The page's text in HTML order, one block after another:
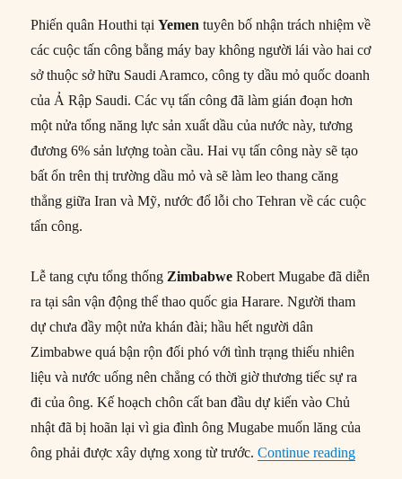
Phiến quân Houthi tạiYemen tuyên bố nhận trách nhiệm về
các cuộc tấn công bằng máy bay không người lái vào hai cơ
sở thuộc sở hữu Saudi Aramco, công ty dầu mỏ quốc doanh
của Ả Rập Saudi. Các vụ tấn công đã làm gián đoạn hơn
một nửa tổng năng lực sản xuất dầu của nước này, tương
đương 6% sản lượng toàn cầu. Hai vụ tấn công này sẽ tạo
bất ổn trên thị trường dầu mỏ và sẽ làm leo thang căng
thẳng giữa Iran và Mỹ, nước đổ lỗi cho Tehran về các cuộc
tấn công.
Lễ tang cựu tổng thống Zimbabwe Robert Mugabe đã diễn
ra tại sân vận động thể thao quốc gia Harare. Người tham
dự chưa đầy một nửa khán đài; hầu hết người dân
Zimbabwe quá bận rộn đối phó với tình trạng thiếu nhiên
liệu và nước uống nên chẳng có thời giờ thương tiếc sự ra
đi của ông. Kế hoạch chôn cất ban đầu dự kiến vào Chủ
nhật đã bị hoãn lại vì gia đình ông Mugabe muốn lăng của
ông phải được xây dựng xong từ trước.Continue reading“Thế